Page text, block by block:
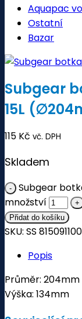
Aquapac
Ostatní
Bazar
Subgear
15L
115 Kč vč. DPH
Skladem
Subgear
množství
Přidat do košíku
SKU: SS 815091100
Popis
Průměr: 204mm
Výška: 134mm